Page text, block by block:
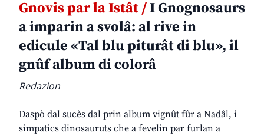
Gnovis par la Istât /I Gnognosaurs
a imparin a svolâ: al rive in
edicule «Tal blu piturât di blu», il
gnûf album di colorâ
Redazion
Daspò dal sucès dal prin album vignût fûr a Nadâl, i
simpatics dinosauruts che a fevelin par furlan a